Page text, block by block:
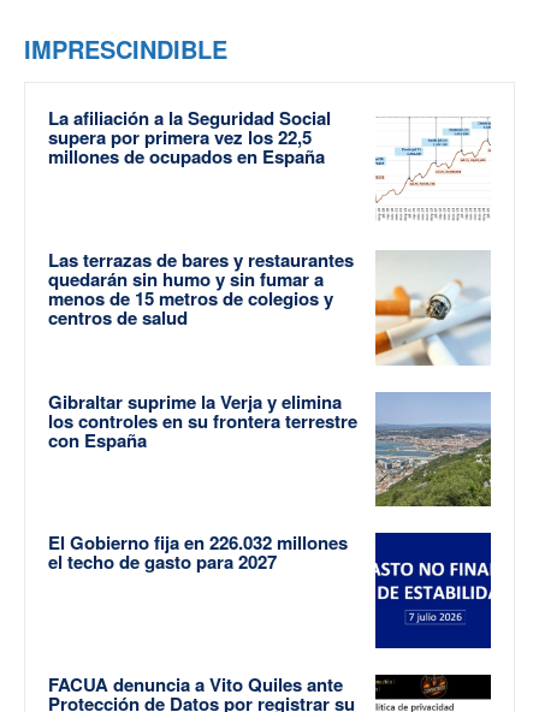
IMPRESCINDIBLE
La afiliación a la Seguridad Social
supera por primera vez los 22,5
millones de ocupados en España
Las terrazas de bares y restaurantes
quedarán sin humo y sin fumar a
menos de 15 metros de colegios y
centros de salud
Gibraltar suprime la Verja y elimina
los controles en su frontera terrestre
con España
El Gobierno fija en 226.032 millones
el techo de gasto para 2027
FACUA denuncia a Vito Quiles ante
Protección de Datos por registrar su